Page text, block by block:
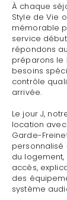
À chaque
Style de Vie
mémorable
service
répondons
préparons le
besoins
contrôle
arrivée.
Le jour J,
location
Garde-
du
accès,
des
système